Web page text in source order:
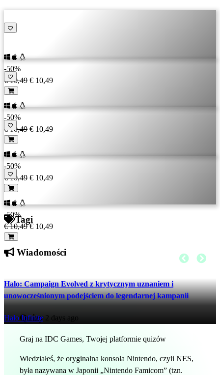
-50%
€ 10,49 € 10,49
-50%
€ 10,49 € 10,49
-50%
€ 10,49 € 10,49
-50%
€ 10,49 € 10,49
Tagi
Wiadomości
Halo: Campaign Evolved z krytycznym uznaniem i
unowocześnionym podejściem do legendarnej kampanii
Halo Infinite 2 days ago
Quizy
Graj na IDC Games, Twojej platformie quizów
Wiedziałeś, że oryginalna konsola Nintendo, czyli NES,
była nazywana w Japonii „Nintendo Famicom” (tzn.